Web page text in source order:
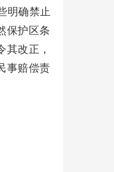
明确禁止
保护区条
改正，
事赔偿责